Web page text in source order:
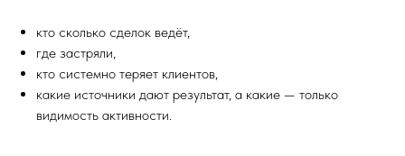
кто сколько сделок ведёт,
где застряли,
кто системно теряет клиентов,
какие источники дают результат, а какие — только
видимость активности.